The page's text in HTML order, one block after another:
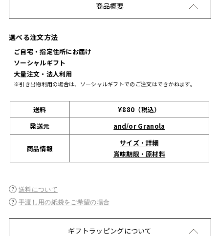
商品概要
選べる注文方法
ご自宅・指定住所にお届け
ソーシャルギフト
大量注文・法人利用
※引き出物利用の場合は、ソーシャルギフトでのご注文はできかねます。
送料
¥880（税込）
発送元
and/or Granola
商品情報
サイズ・詳細
賞味期限・原材料
送料について
手渡し用の紙袋をご希望の場合
ギフトラッピングについて